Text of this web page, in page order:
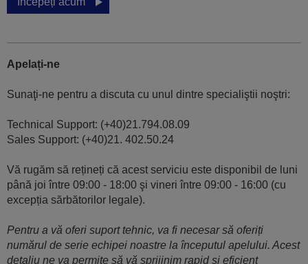
Apelați-ne
Sunaţi-ne pentru a discuta cu unul dintre specialiştii noştri:
Technical Support: (+40)21.794.08.09
Sales Support: (+40)21. 402.50.24
Vă rugăm să rețineți că acest serviciu este disponibil de luni
până joi între 09:00 - 18:00 şi vineri între 09:00 - 16:00 (cu
excepția sărbătorilor legale).
Pentru a vă oferi suport tehnic, va fi necesar să oferiți
numărul de serie echipei noastre la începutul apelului. Acest
detaliu ne va permite să vă sprijinim rapid și eficient